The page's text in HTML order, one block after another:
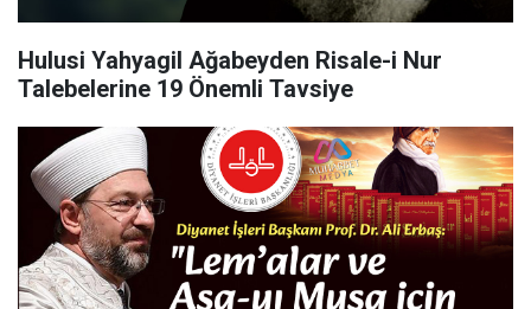
Hulusi Yahyagil Ağabeyden Risale-i Nur
Talebelerine 19 Önemli Tavsiye